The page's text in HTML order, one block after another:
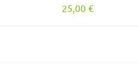
25,00 €